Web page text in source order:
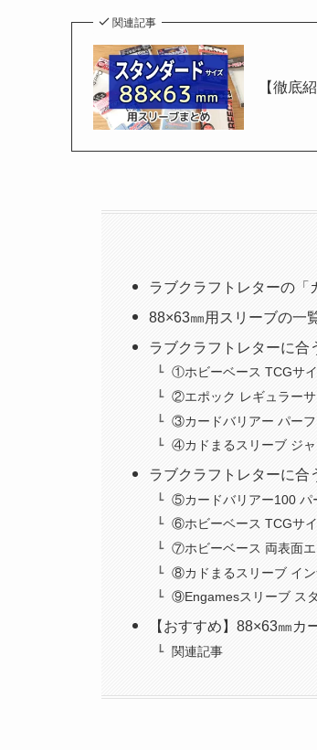
関連記事
【徹底
ラブクラフトレターの「
88×63㎜用スリーブの一
ラブクラフトレターに合
①ホビーベース TCGサ
②エポック レギュラーサ
③カードバリアー パーフ
④カドまるスリーブ ジャ
ラブクラフトレターに合
⑤カードバリアー100 パ
⑥ホビーベース TCGサ
⑦ホビーベース 両表面
⑧カドまるスリーブ イ
⑨Engamesスリーブ ス
【おすすめ】88×63㎜カ
関連記事